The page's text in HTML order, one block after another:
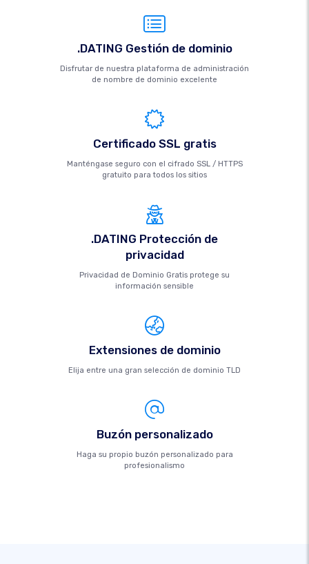
.DATING Gestión de dominio
Disfrutar de nuestra plataforma de administración
de nombre de dominio excelente
Certificado SSL gratis
Manténgase seguro con el cifrado SSL / HTTPS
gratuito para todos los sitios
.DATING Protección de
privacidad
Privacidad de Dominio Gratis protege su
información sensible
Extensiones de dominio
Elija entre una gran selección de dominio TLD
Buzón personalizado
Haga su propio buzón personalizado para
profesionalismo